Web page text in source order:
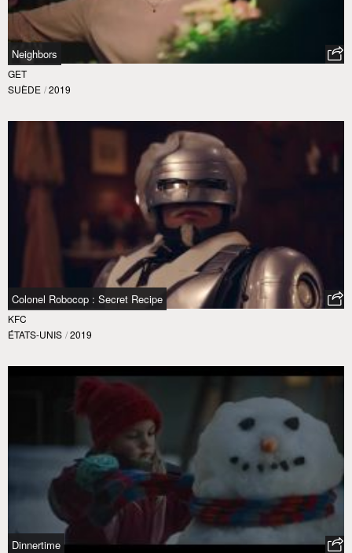
Neighbors
GET
SUÈDE / 2019
Colonel Robocop : Secret Recipe
KFC
ÉTATS-UNIS / 2019
Dinnertime